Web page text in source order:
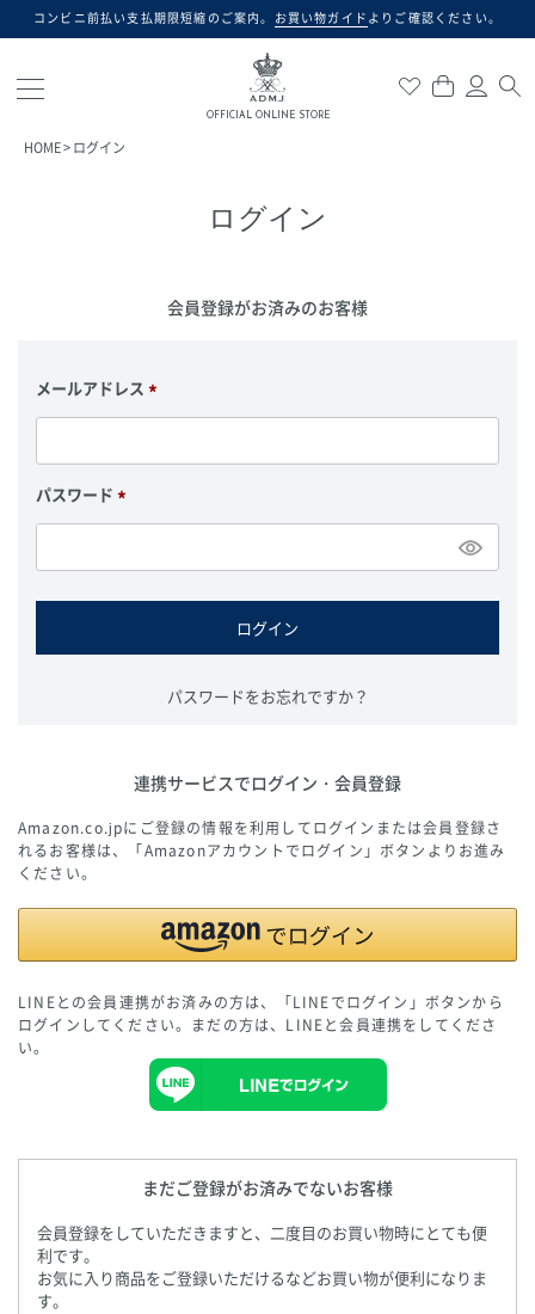
コンビニ前払い支払期限短縮のご案内。 お買い物ガイド よりご確認ください。
OFFICIAL ONLINE STORE
検索
HOME ログイン
ログイン
会員登録がお済みのお客様
メールアドレス
(
須
パスワード
(
須
ログイン
パスワードをお忘れですか？
連携サービスでログイン・会員登録
Amazon.co.jpにご登録の情報を利用してログインまたは会員登録さ
れるお客様は、「Amazonアカウントでログイン」ボタンよりお進み
ください。
LINEとの会員連携がお済みの方は、「LINEでログイン」ボタンから
ログインしてください。まだの方は、 LINEと会員連携をしてくださ
い。
まだご登録がお済みでないお客様
会員登録をしていただきますと、二度目のお買い物時にとても便
利です。
お気に入り商品をご登録いただけるなどお買い物が便利になりま
す。